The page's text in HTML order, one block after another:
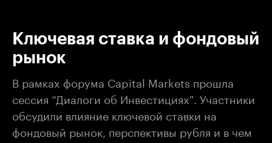
Ключевая ставка и фондовый
рынок
В рамках форума Capital Markets прошла
сессия “Диалоги об Инвестициях". Участники
обсудили влияние ключевой ставки на
фондовый рынок, перспективы рубля и в чем